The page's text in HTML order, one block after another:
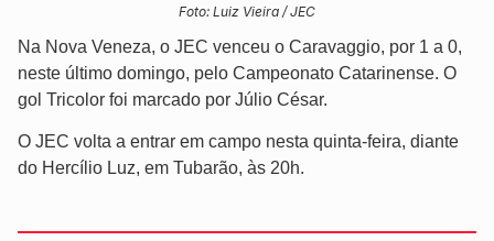
Foto: Luiz Vieira / JEC
Na Nova Veneza, o JEC venceu o Caravaggio, por 1 a 0,
neste último domingo, pelo Campeonato Catarinense. O
gol Tricolor foi marcado por Júlio César.
O JEC volta a entrar em campo nesta quinta-feira, diante
do Hercílio Luz, em Tubarão, às 20h.